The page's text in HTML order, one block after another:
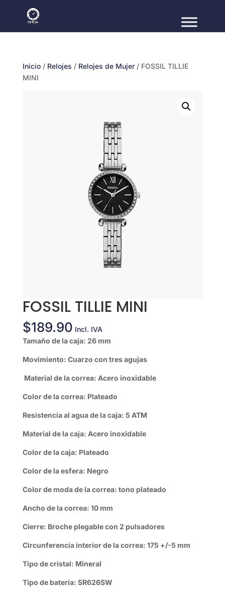
Inicio/ Relojes / Relojes de Mujer/ FOSSIL TILLIE
MINI
FOSSIL TILLIE MINI
$189.90 Incl. IVA
Tamaño de la caja: 26 mm
Movimiento: Cuarzo con tres agujas
Material de la correa: Acero inoxidable
Color de la correa: Plateado
Resistencia al agua de la caja: 5 ATM
Material de la caja: Acero inoxidable
Color de la caja: Plateado
Color de la esfera: Negro
Color de moda de la correa: tono plateado
Ancho de la correa: 10 mm
Cierre: Broche plegable con 2 pulsadores
Circunferencia interior de la correa: 175 +/-5 mm
Tipo de cristal: Mineral
Tipo de batería: SR626SW